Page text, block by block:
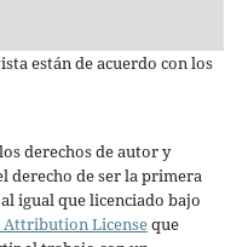
están de acuerdo con los
derechos de autor y
derecho de ser la primera
igual que licenciado bajo
Attribution Licenseque